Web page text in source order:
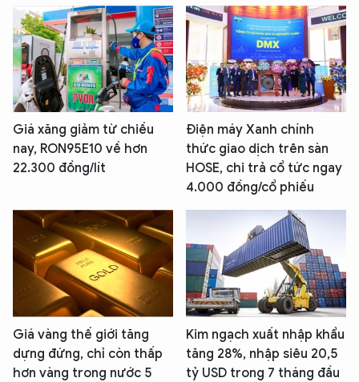
Giá xăng giảm từ chiều
nay, RON95E10 về hơn
22.300 đồng/lít
Điện máy Xanh chính
thức giao dịch trên sàn
HOSE, chi trả cổ tức ngay
4.000 đồng/cổ phiếu
Giá vàng thế giới tăng
dựng đứng, chỉ còn thấp
hơn vàng trong nước 5
Kim ngạch xuất nhập khẩu
tăng 28%, nhập siêu 20,5
tỷ USD trong 7 tháng đầu